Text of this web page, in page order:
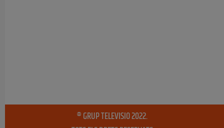
® GRUP TELEVISIO 2022.